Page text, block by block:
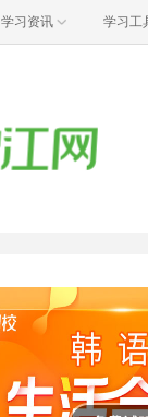
学习资讯 学习工